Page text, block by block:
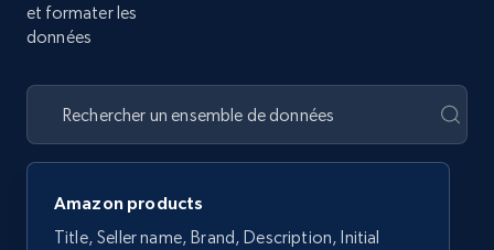
et formater les
données
Amazon products
Title, Seller name, Brand, Description, Initial